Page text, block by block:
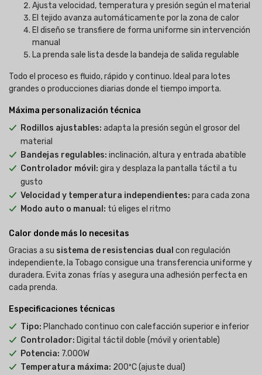
Ajusta velocidad, temperatura y presión según el material
El tejido avanza automáticamente por la zona de calor
El diseño se transfiere de forma uniforme sin intervención
manual
La prenda sale lista desde la bandeja de salida regulable
Todo el proceso es fluido, rápido y continuo. Ideal para lotes
grandes o producciones diarias donde el tiempo importa.
Máxima personalización técnica
Rodillos ajustables: adapta la presión según el grosor del
material
Bandejas regulables: inclinación, altura y entrada abatible
Controlador móvil: gira y desplaza la pantalla táctil a tu
gusto
Velocidad y temperatura independientes: para cada zona
Modo auto o manual: tú eliges el ritmo
Calor donde más lo necesitas
Gracias a su sistema de resistencias dual con regulación
independiente, la Tobago consigue una transferencia uniforme y
duradera. Evita zonas frías y asegura una adhesión perfecta en
cada prenda.
Especificaciones técnicas
Tipo: Planchado continuo con calefacción superior e inferior
Controlador: Digital táctil doble (móvil y orientable)
Potencia: 7.000W
Temperatura máxima: 200ºC (ajuste dual)